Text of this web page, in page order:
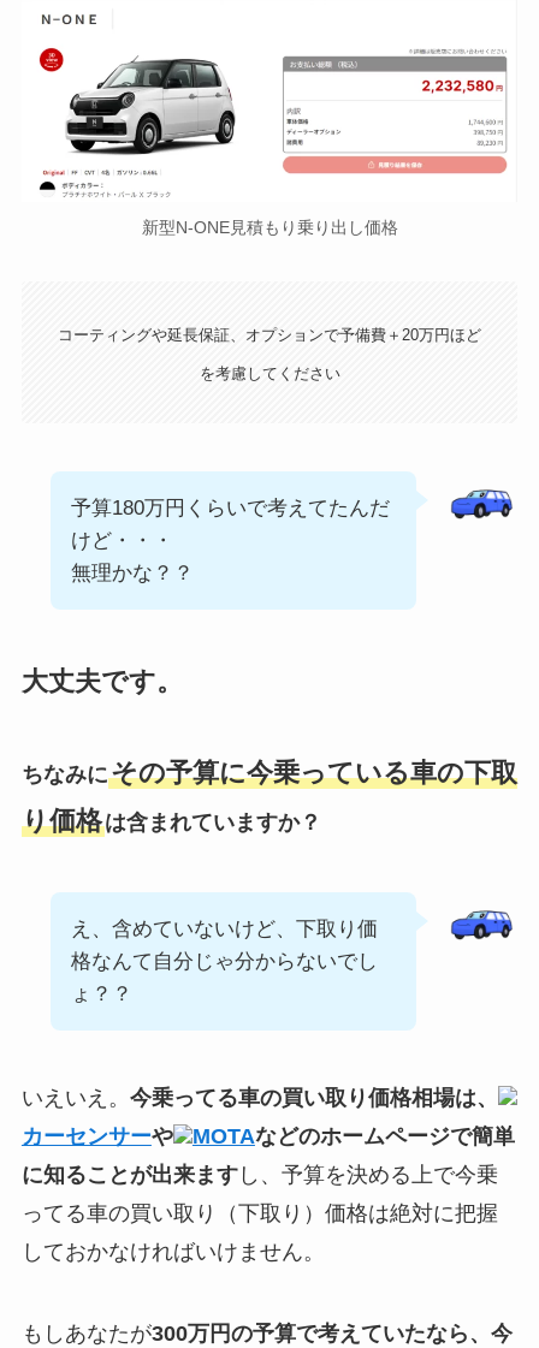
新型N-ONE見積もり乗り出し価格
コーティングや延長保証、オプションで予備費＋20万円ほど
を考慮してください
予算180万円くらいで考えてたんだ
けど・・・
無理かな？？
大丈夫です。
ちなみにその予算に今乗っている車の下取
り価格は含まれていますか？
え、含めていないけど、下取り価
格なんて自分じゃ分からないでし
ょ？？
いえいえ。 今乗ってる車の買い取り価格相場は、
カーセンサーや MOTAなどのホームページで簡単
に知ることが出来ますし、予算を決める上で今乗
ってる車の買い取り（下取り）価格は絶対に把握
しておかなければいけません。
もしあなたが300万円の予算で考えていたなら、今